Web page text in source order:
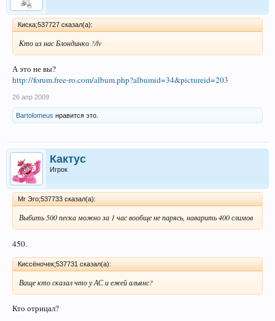
Киска;537727 сказал(а):
Кто из нас Блондинко ?/lv
А это не вы?
http://forum.free-ro.com/album.php?albumid=34&pictureid=203
26 апр 2009
Bartolomeus нравится это.
Кактус
Игрок
Mr Эго;537733 сказал(а):
Выбить 500 песка можно за 1 час вообще не парясь, наварить 400 слимов
450.
Киссёночек;537731 сказал(а):
Ваще кто сказал что у АС и ежей альянс?
Кто отрицал?